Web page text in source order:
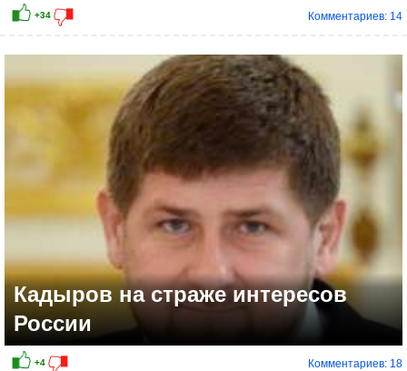
+8
Комментариев: 14
Кадыров на страже интересов
России
Комментариев: 18